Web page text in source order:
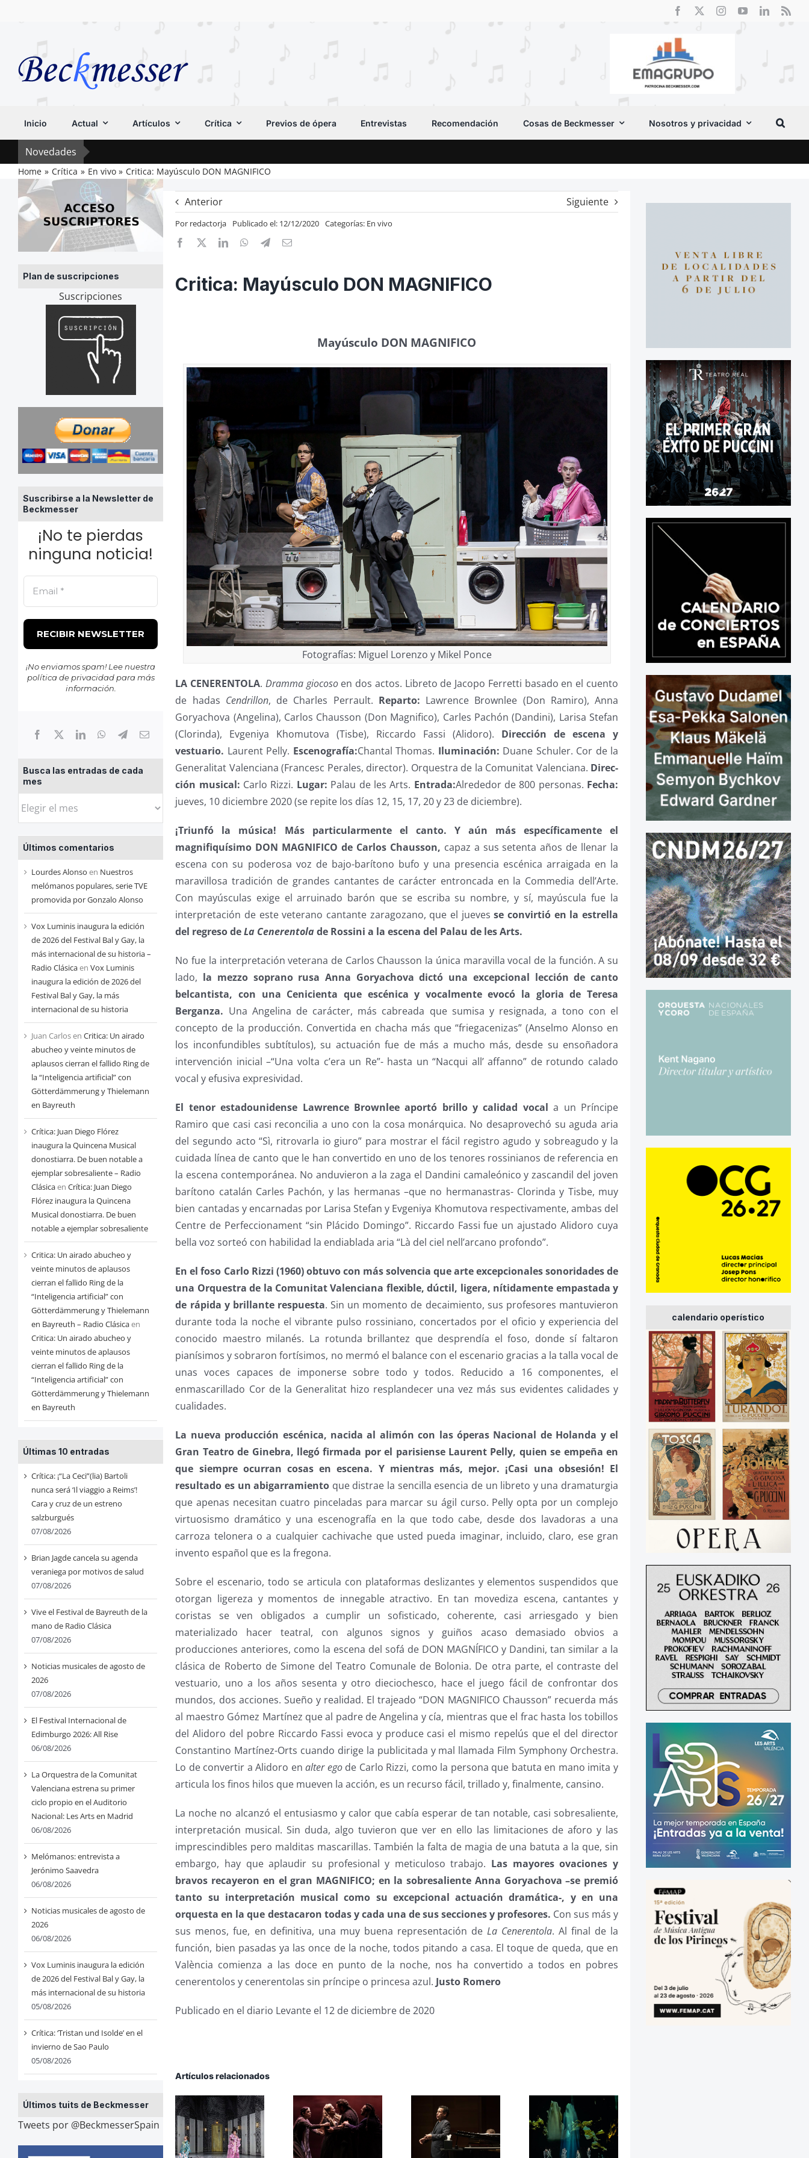
Inicio Actual Artículos Crítica Previos de ópera Entrevistas Recomendación Cosas de Beckmesser Nosotros y privacidad
Novedades
Home Crítica En vivo Critica: Mayúsculo DON MAGNIFICO
Plan de suscripciones
Suscripciones
Suscribirse a la Newsletter de
Beckmesser
¡No te pierdas
ninguna noticia!
¡No enviamos spam! Lee nuestra
política de privacidadpara más
información.
Busca las entradas de cada
mes
Busca
entradas
de
cada
mes
Últimos comentarios
Lourdes Alonso en Nuestros
melómanos populares, serie TVE
promovida por Gonzalo Alonso
Vox Luminis inaugura la edición
de 2026 del Festival Bal y Gay, la
más internacional de su historia –
Radio Clásicaen Vox Luminis
inaugura la edición de 2026 del
Festival Bal y Gay, la más
internacional de su historia
Juan Carlosen Critica: Un airado
abucheo y veinte minutos de
aplausos cierran el fallido Ring de
la “Inteligencia artificial” con
Götterdämmerung y Thielemann
en Bayreuth
Crítica: Juan Diego Flórez
inaugura la Quincena Musical
donostiarra. De buen notable a
ejemplar sobresaliente – Radio
Clásicaen Crítica: Juan Diego
Flórez inaugura la Quincena
Musical donostiarra. De buen
notable a ejemplar sobresaliente
Critica: Un airado abucheo y
veinte minutos de aplausos
cierran el fallido Ring de la
“Inteligencia artificial” con
Götterdämmerung y Thielemann
en Bayreuth – Radio Clásicaen
Critica: Un airado abucheo y
veinte minutos de aplausos
cierran el fallido Ring de la
“Inteligencia artificial” con
Götterdämmerung y Thielemann
en Bayreuth
Últimas 10 entradas
Crítica: ¡“La Ceci”(lia) Bartoli
nunca será ‘Il viaggio a Reims’!
Cara y cruz de un estreno
salzburgués
07/08/2026
Brian Jagde cancela su agenda
veraniega por motivos de salud
07/08/2026
Vive el Festival de Bayreuth de la
mano de Radio Clásica
07/08/2026
Noticias musicales de agosto de
2026
07/08/2026
El Festival Internacional de
Edimburgo 2026: All Rise
06/08/2026
La Orquestra de la Comunitat
Valenciana estrena su primer
ciclo propio en el Auditorio
Nacional: Les Arts en Madrid
06/08/2026
Melómanos: entrevista a
Jerónimo Saavedra
06/08/2026
Noticias musicales de agosto de
2026
06/08/2026
Vox Luminis inaugura la edición
de 2026 del Festival Bal y Gay, la
más internacional de su historia
05/08/2026
Crítica: ‘Tristan und Isolde’ en el
invierno de Sao Paulo
05/08/2026
Últimos tuits de Beckmesser
Tweets por @BeckmesserSpain
Anterior Siguiente
Por redactorja Publicado el: 12/12/2020 Categorías: En vivo
Critica: Mayúsculo DON MAGNIFICO
Mayúsculo DON MAGNIFICO
Fotografías: Miguel Lorenzo y Mikel Ponce
LA CENERENTOLA. Dramma giocosoen dos actos. Libreto de Jacopo Ferretti basado en el cuento
de hadas Cendrillon, de Charles Perrault. Reparto: Lawrence Brownlee (Don Ramiro), Anna
Goryachova (Angelina), Carlos Chausson (Don Magnifico), Carles Pachón (Dandini), Larisa Stefan
(Clorinda), Evgeniya Khomutova (Tisbe), Riccardo Fassi (Alidoro). Direc­ción de escena y
vestuario. Laurent Pelly. Escenografía:Chantal Thomas. Iluminación: Duane Schuler. Cor de la
Generalitat Valenciana (Francesc Perales, director). Orquestra de la Comunitat Valenciana. Direc­
ción musical: Carlo Rizzi. Lugar: Palau de les Arts. Entrada:Alrededor de 800 personas. Fecha:
jueves, 10 diciembre 2020 (se repite los días 12, 15, 17, 20 y 23 de diciembre).
¡Triunfó la música! Más particularmente el canto. Y aún más específicamente el
magnifiquísimo DON MAGNIFICO de Carlos Chausson, capaz a sus setenta años de llenar la
escena con su poderosa voz de bajo-barítono bufo y una presencia escénica arraigada en la
maravillosa tradición de grandes cantantes de carácter entroncada en la Commedia dell’Arte.
Con mayúsculas exige el arruinado barón que se escriba su nombre, y sí, mayúscula fue la
interpretación de este veterano cantante zaragozano, que el juevesse convirtió en la estrella
del regreso deLa Cenerentolade Rossini a la escena del Palau de les Arts.
No fue la interpretación veterana de Carlos Chausson la única maravilla vocal de la función. A su
lado, la mezzo soprano rusa Anna Goryachova dictó una excepcional lección de canto
belcantista, con una Cenicienta que escénica y vocalmente evocó la gloria de Teresa
Berganza. Una Angelina de carácter, más cabreada que sumisa y resignada, a tono con el
concepto de la producción. Convertida en chacha más que “friegacenizas” (Anselmo Alonso en
los inconfundibles subtítulos), su actuación fue de más a mucho más, desde su ensoñadora
intervención inicial –“Una volta c’era un Re”- hasta un “Nacqui all’ affanno” de rotundo calado
vocal y efusiva expresividad.
El tenor estadounidense Lawrence Brownlee aportó brillo y calidad vocal a un Príncipe
Ramiro que casi casi reconcilia a uno con la cosa monárquica. No desaprovechó su aguda aria
del segundo acto “Sì, ritrovarla io giuro” para mostrar el fácil registro agudo y sobreagudo y la
cuidada línea de canto que le han convertido en uno de los tenores rossinianos de referencia en
la escena contemporánea. No anduvieron a la zaga el Dandini camaleónico y zascandil del joven
barítono catalán Carles Pachón, y las hermanas –que no hermanastras- Clorinda y Tisbe, muy
bien cantadas y encarnadas por Larisa Stefan y Evgeniya Khomutova respectivamente, ambas del
Centre de Perfeccionament “sin Plácido Domingo”. Riccardo Fassi fue un ajustado Alidoro cuya
bella voz sorteó con habilidad la endiablada aria “Là del ciel nell’arcano profondo”.
En el foso Carlo Rizzi (1960) obtuvo con más solvencia que arte excepcionales sonoridades de
una Orquestra de la Comunitat Valenciana flexible, dúctil, ligera, nítidamente empastada y
de rápida y brillante respuesta. Sin un momento de decaimiento, sus profesores mantuvieron
durante toda la noche el vibrante pulso rossiniano, concertados por el oficio y experiencia del
conocido maestro milanés. La rotunda brillantez que desprendía el foso, donde sí faltaron
pianísimos y sobraron fortísimos, no mermó el balance con el escenario gracias a la talla vocal de
unas voces capaces de imponerse sobre todo y todos. Reducido a 16 componentes, el
enmascarillado Cor de la Generalitat hizo resplandecer una vez más sus evidentes calidades y
cualidades.
La nueva producción escénica, nacida al alimón con las óperas Nacional de Holanda y el
Gran Teatro de Ginebra, llegó firmada por el parisiense Laurent Pelly, quien se empeña en
que siempre ocurran cosas en escena. Y mientras más, mejor. ¡Casi una obsesión! El
resultado es un abigarramiento que distrae la sencilla esencia de un libreto y una dramaturgia
que apenas necesitan cuatro pinceladas para marcar su ágil curso. Pelly opta por un complejo
virtuosismo dramático y una escenografía en la que todo cabe, desde dos lavadoras a una
carroza telonera o a cualquier cachivache que usted pueda imaginar, incluido, claro, ese gran
invento español que es la fregona.
Sobre el escenario, todo se articula con plataformas deslizantes y elementos suspendidos que
otorgan ligereza y momentos de innegable atractivo. En tan movediza escena, cantantes y
coristas se ven obligados a cumplir un sofisticado, coherente, casi arriesgado y bien
materializado hacer teatral, con algunos signos y guiños acaso demasiado obvios a
producciones anteriores, como la escena del sofá de DON MAGNÍFICO y Dandini, tan similar a la
clásica de Roberto de Simone del Teatro Comunale de Bolonia. De otra parte, el contraste del
vestuario, uno a los años sesenta y otro dieciochesco, hace el juego fácil de confrontar dos
mundos, dos acciones. Sueño y realidad. El trajeado “DON MAGNIFICO Chausson” recuerda más
al maestro Gómez Martínez que al padre de Angelina y cía, mientras que el frac hasta los tobillos
del Alidoro del pobre Riccardo Fassi evoca y produce casi el mismo repelús que el del director
Constantino Martínez-Orts cuando dirige la publicitada y mal llamada Film Symphony Orchestra.
Lo de convertir a Alidoro enalter egode Carlo Rizzi, como la persona que batuta en mano imita y
articula los finos hilos que mueven la acción, es un recurso fácil, trillado y, finalmente, cansino.
La noche no alcanzó el entusiasmo y calor que cabía esperar de tan notable, casi sobresaliente,
interpretación musical. Sin duda, algo tuvieron que ver en ello las limitaciones de aforo y las
imprescindibles pero malditas mascarillas. También la falta de magia de una batuta a la que, sin
embargo, hay que aplaudir su profesional y meticuloso trabajo. Las mayores ovaciones y
bravos recayeron en el gran MAGNIFICO; en la sobresaliente Anna Goryachova –se premió
tanto su interpretación musical como su excepcional actuación dramática-, y en una
orquesta en la que destacaron todas y cada una de sus secciones y profesores. Con sus más y
sus menos, fue, en definitiva, una muy buena representación de La Cenerentola. Al final de la
función, bien pasadas ya las once de la noche, todos pitando a casa. El toque de queda, que en
València comienza a las doce en punto de la noche, nos ha convertido a todos en pobres
cenerentolos y cenerentolas sin príncipe o princesa azul. Justo Romero
Publicado en el diario Levante el 12 de diciembre de 2020
Artículos relacionados
calendario operístico